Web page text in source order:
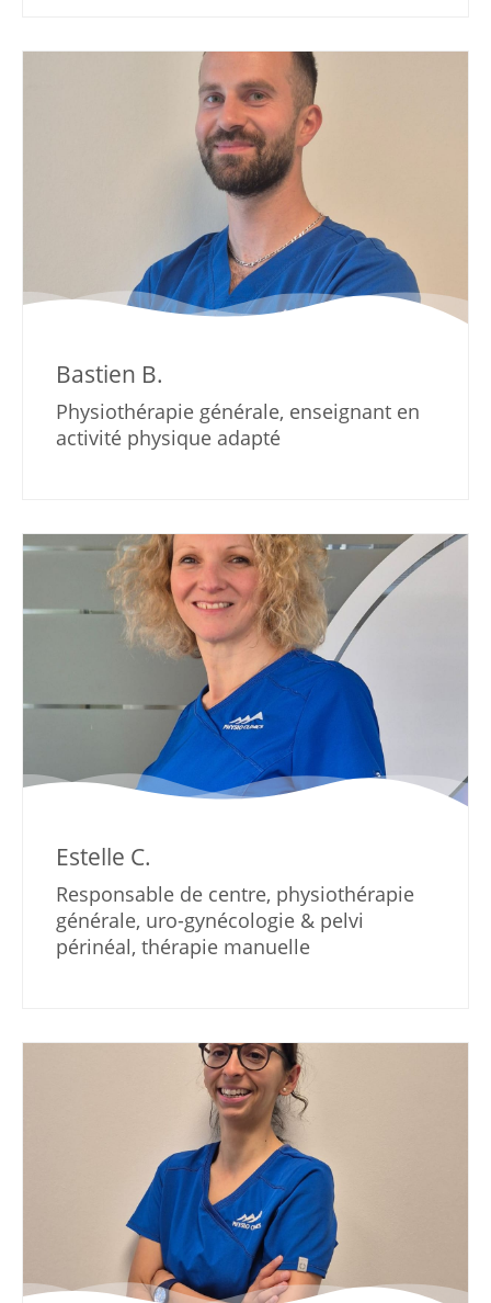
Bastien B.
Physiothérapie générale, enseignant en
activité physique adapté
Estelle C.
Responsable de centre, physiothérapie
générale, uro-gynécologie & pelvi
périnéal, thérapie manuelle